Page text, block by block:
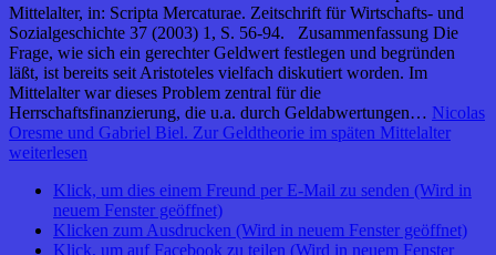
Mittelalter, in: Scripta Mercaturae. Zeitschrift für Wirtschafts- und
Sozialgeschichte 37 (2003) 1, S. 56-94. Zusammenfassung Die
Frage, wie sich ein gerechter Geldwert festlegen und begründen
läßt, ist bereits seit Aristoteles vielfach diskutiert worden. Im
Mittelalter war dieses Problem zentral für die
Herrschaftsfinanzierung, die u.a. durch Geldabwertungen… Nicolas
Oresme und Gabriel Biel. Zur Geldtheorie im späten Mittelalter
weiterlesen
Klick, um dies einem Freund per E-Mail zu senden (Wird in
neuem Fenster geöffnet)
Klicken zum Ausdrucken (Wird in neuem Fenster geöffnet)
Klick, um auf Facebook zu teilen (Wird in neuem Fenster